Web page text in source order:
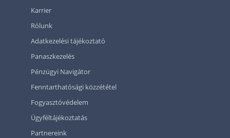
Karrier
Rólunk
Adatkezelési tájékoztató
Panaszkezelés
Pénzügyi Navigátor
Fenntarthatósági közzététel
Fogyasztóvédelem
Ügyféltájékoztatás
Partnereink